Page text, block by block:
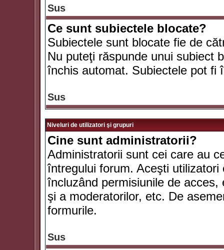
Sus
Ce sunt subiectele blocate?
Subiectele sunt blocate fie de
Nu puteţi răspunde unui subiect
închis automat. Subiectele pot fi
Sus
Niveluri de utilizatori şi grupuri
Cine sunt administratorii?
Administratorii sunt cei care au
întregului forum. Aceşti
încluzând permisiunile de
şi a moderatorilor, etc. De
formurile.
Sus